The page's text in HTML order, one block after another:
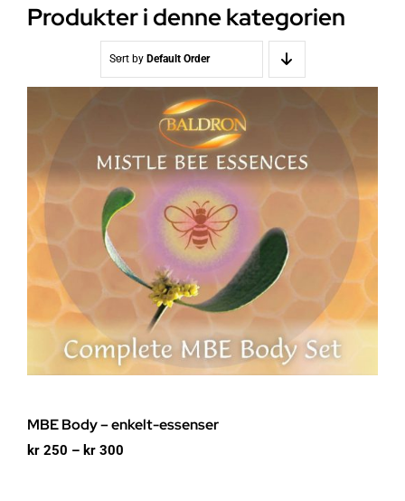
WooCommerce Cart
Media & Events
Produkter i denne kategorien
Sort by Default Order
MBE Body – enkelt-essenser
kr 250 – kr 300